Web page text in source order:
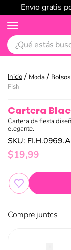
Envío gratis
¿Qué estás
Moda
Fish
Cartera
Cartera de fiesta
elegante.
SKU: FI.H.0969.A
$19,99
Compre juntos